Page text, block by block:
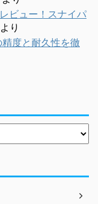
ビュー！スナイパ
より
度と耐久性を徹